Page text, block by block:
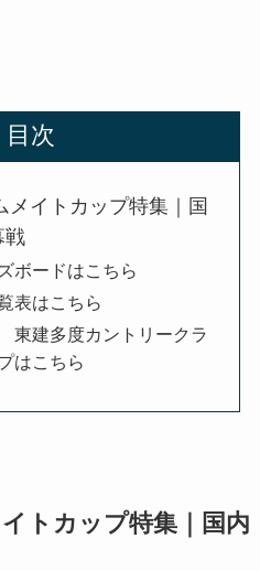
目次
メイトカップ特集｜国
戦
ボードはこちら
表はこちら
東建多度カントリークラ
はこちら
トカップ特集｜国内